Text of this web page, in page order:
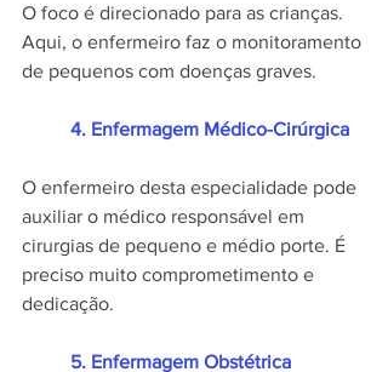
O foco é direcionado para as crianças.
Aqui, o enfermeiro faz o monitoramento
de pequenos com doenças graves.
	4. Enfermagem Médico-Cirúrgica
O enfermeiro desta especialidade pode
auxiliar o médico responsável em
cirurgias de pequeno e médio porte. É
preciso muito comprometimento e
dedicação.
	5. Enfermagem Obstétrica